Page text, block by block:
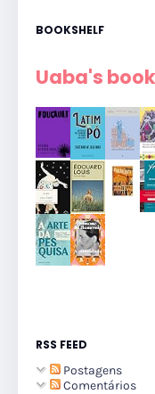
BOOKSHELF
Uaba's
RSS FEED
Postagens
Comentários